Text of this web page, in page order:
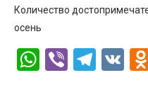
Количество
осень
WhatsApp
Viber